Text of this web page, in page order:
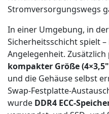
Stromversorgungswegs
In einer Umgebung, in
Sicherheitsschicht spielt
Angelegenheit.
kompakter Größe
und die Gehäuse selbst
Swap-Festplatte-
wurde DDR4 ECC-